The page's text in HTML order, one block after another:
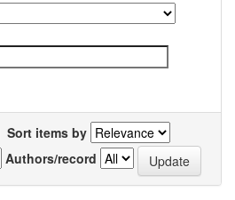
Sort items by
Authors/record